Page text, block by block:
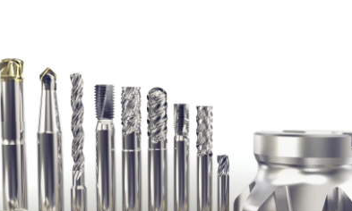
正確な図面作成が加工精度を左右する理由
図面作成が加工スピードに及ぼす影響
品質管理と図面の関係性
図面が不十分であるときのトラブル事例
プロによる図面作成の実例紹介
初心者が抱える図面作成への不安を解消する方法